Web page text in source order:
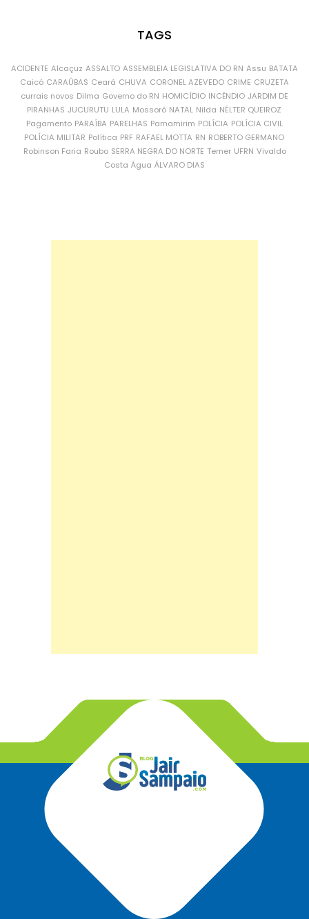
TAGS
ACIDENTE Alcaçuz ASSALTO ASSEMBLEIA LEGISLATIVA DO RN Assu BATATA
Caicó CARAÚBAS Ceará CHUVA CORONEL AZEVEDO CRIME CRUZETA
currais novos Dilma Governo do RN HOMICÍDIO INCÊNDIO JARDIM DE
PIRANHAS JUCURUTU LULA Mossoró NATAL Nilda NÉLTER QUEIROZ
Pagamento PARAÍBA PARELHAS Parnamirim POLÍCIA POLÍCIA CIVIL
POLÍCIA MILITAR Política PRF RAFAEL MOTTA RN ROBERTO GERMANO
Robinson Faria Roubo SERRA NEGRA DO NORTE Temer UFRN Vivaldo
Costa Água ÁLVARO DIAS